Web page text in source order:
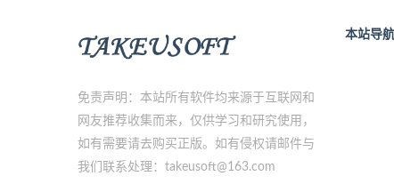
免责声明：本站所有软件均来源于互联网和
网友推荐收集而来，仅供学习和研究使用，
如有需要请去购买正版。如有侵权请邮件与
我们联系处理：takeusoft@163.com
本站导航